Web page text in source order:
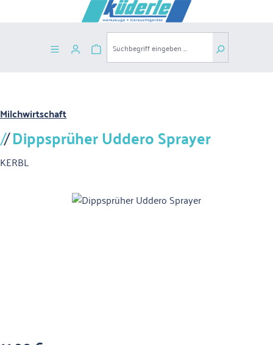
Zum Hauptinhalt springen
Warenkorb enthält 0 Positionen. Der
Milchwirtschaft
Dippsprüher Uddero Sprayer
KERBL
Bildergalerie überspringen